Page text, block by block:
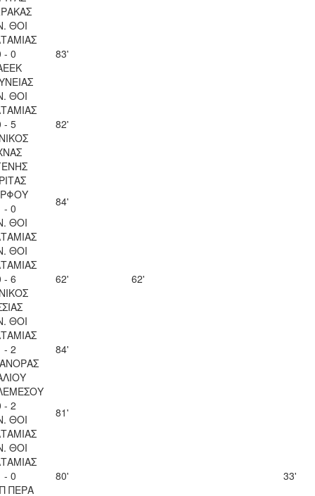
ΘΟΙ
- 0
83'
ΘΟΙ
- 5
82'
- 0
ΘΟΙ
84'
ΘΟΙ
- 6
62' 62'
ΘΟΙ
- 2
84'
- 2
ΘΟΙ
81'
ΘΟΙ
- 0
ΠΕΡΑ
80' 33'